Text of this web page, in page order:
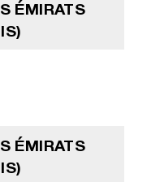
ÉMIRATS
ÉMIRATS